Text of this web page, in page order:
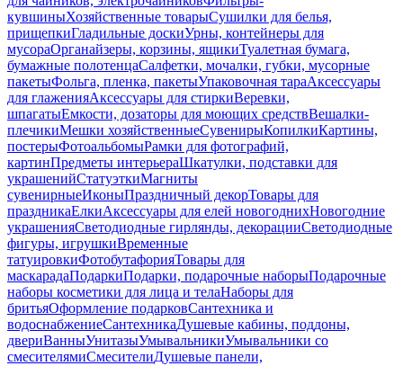
кувшиныХозяйственные товарыСушилки для белья,
прищепкиГладильные доскиУрны, контейнеры для
мусораОрганайзеры, корзины, ящикиТуалетная бумага,
бумажные полотенцаСалфетки, мочалки, губки, мусорные
пакетыФольга, пленка, пакетыУпаковочная тараАксессуары
для глаженияАксессуары для стиркиВеревки,
шпагатыЕмкости, дозаторы для моющих средствВешалки-
плечикиМешки хозяйственныеСувенирыКопилкиКартины,
постерыФотоальбомыРамки для фотографий,
картинПредметы интерьераШкатулки, подставки для
украшенийСтатуэткиМагниты
сувенирныеИконыПраздничный декорТовары для
праздникаЕлкиАксессуары для елей новогоднихНовогодние
украшенияСветодиодные гирлянды, декорацииСветодиодные
фигуры, игрушкиВременные
татуировкиФотобутафорияТовары для
маскарадаПодаркиПодарки, подарочные наборыПодарочные
наборы косметики для лица и телаНаборы для
бритьяОформление подарковСантехника и
водоснабжениеСантехникаДушевые кабины, поддоны,
двериВанныУнитазыУмывальникиУмывальники со
смесителямиСмесителиДушевые панели,